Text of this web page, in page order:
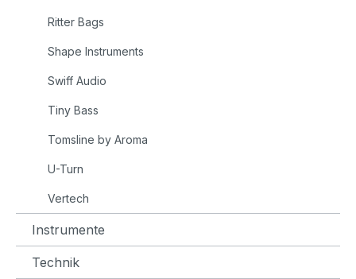
Ritter Bags
Shape Instruments
Swiff Audio
Tiny Bass
Tomsline by Aroma
U-Turn
Vertech
Instrumente
Technik